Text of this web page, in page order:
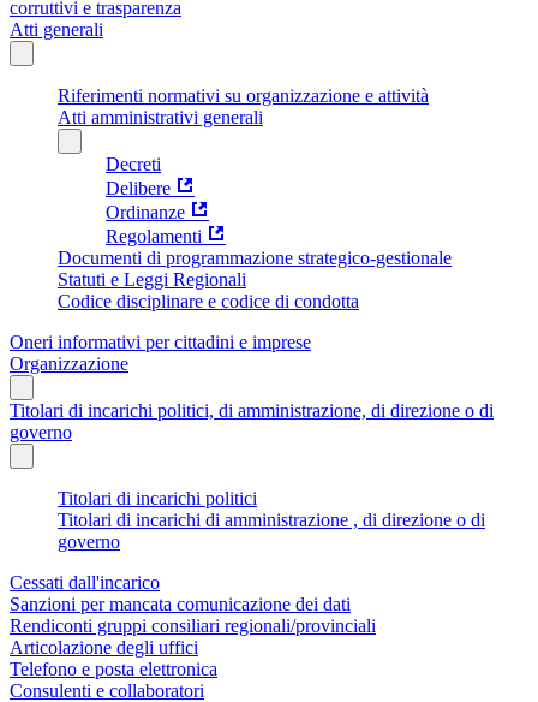
corruttivi e trasparenza
Atti generali
Riferimenti normativi su organizzazione e attività
Atti amministrativi generali
Decreti
Delibere
Ordinanze
Regolamenti
Documenti di programmazione strategico-gestionale
Statuti e Leggi Regionali
Codice disciplinare e codice di condotta
Oneri informativi per cittadini e imprese
Organizzazione
Titolari di incarichi politici, di amministrazione, di direzione o di
governo
Titolari di incarichi politici
Titolari di incarichi di amministrazione , di direzione o di
governo
Cessati dall'incarico
Sanzioni per mancata comunicazione dei dati
Rendiconti gruppi consiliari regionali/provinciali
Articolazione degli uffici
Telefono e posta elettronica
Consulenti e collaboratori